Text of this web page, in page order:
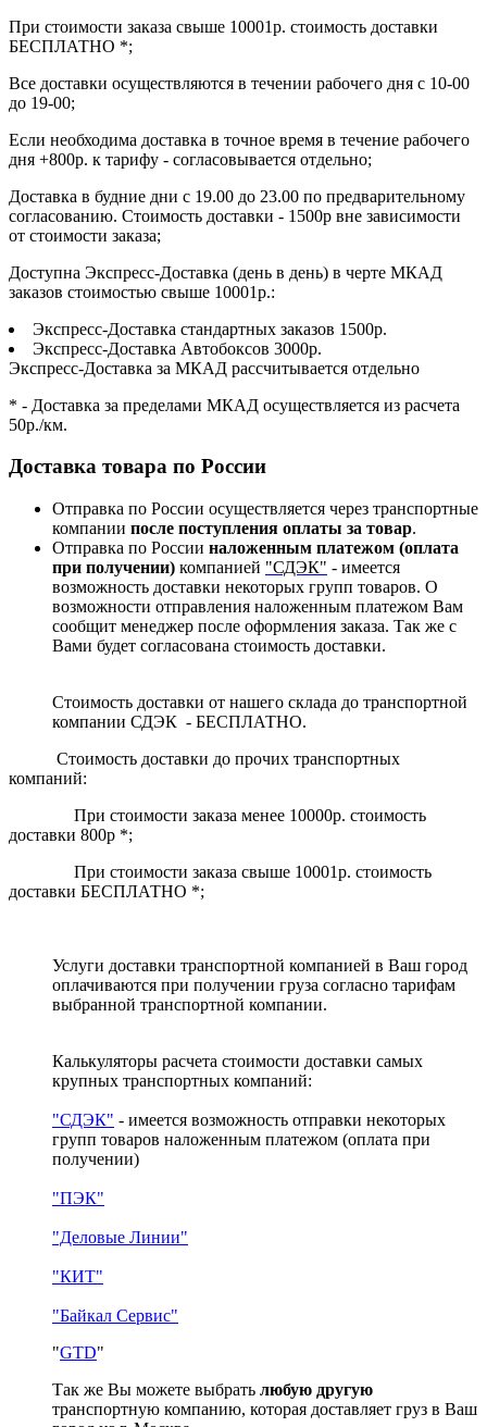
При стоимости заказа свыше 10001р. стоимость доставки
БЕСПЛАТНО *;
Все доставки осуществляются в течении рабочего дня с 10-00
до 19-00;
Если необходима доставка в точное время в течение рабочего
дня +800р. к тарифу - согласовывается отдельно;
Доставка в будние дни с 19.00 до 23.00 по предварительному
согласованию. Стоимость доставки - 1500р вне зависимости
от стоимости заказа;
Доступна Экспресс-Доставка (день в день) в черте МКАД
заказов стоимостью свыше 10001р.:
Экспресс-Доставка стандартных заказов 1500р.
Экспресс-Доставка Автобоксов 3000р.
Экспресс-Доставка за МКАД рассчитывается отдельно
* - Доставка за пределами МКАД осуществляется из расчета
50р./км.
Доставка товара по России
Отправка по России осуществляется через транспортные
компании после поступления оплаты за товар.
Отправка по России наложенным платежом (оплата
при получении) компанией "СДЭК" - имеется
возможность доставки некоторых групп товаров. О
возможности отправления наложенным платежом Вам
сообщит менеджер после оформления заказа. Так же с
Вами будет согласована стоимость доставки.
Стоимость доставки от нашего склада до транспортной
компании СДЭК - БЕСПЛАТНО.
Стоимость доставки до прочих транспортных
компаний:
При стоимости заказа менее 10000р. стоимость
доставки 800р *;
При стоимости заказа свыше 10001р. стоимость
доставки БЕСПЛАТНО *;
Услуги доставки транспортной компанией в Ваш город
оплачиваются при получении груза согласно тарифам
выбранной транспортной компании.
Калькуляторы расчета стоимости доставки самых
крупных транспортных компаний:
"СДЭК" - имеется возможность отправки некоторых
групп товаров наложенным платежом (оплата при
получении)
"ПЭК"
"Деловые Линии"
"КИТ"
"Байкал Сервис"
"GTD"
Так же Вы можете выбрать любую другую
транспортную компанию, которая доставляет груз в Ваш